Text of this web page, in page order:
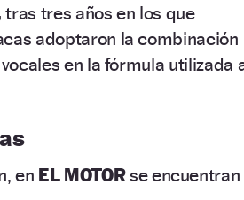
tras tres años en los que
adoptaron la combinación
en la fórmula utilizada
en EL MOTORse encuentran